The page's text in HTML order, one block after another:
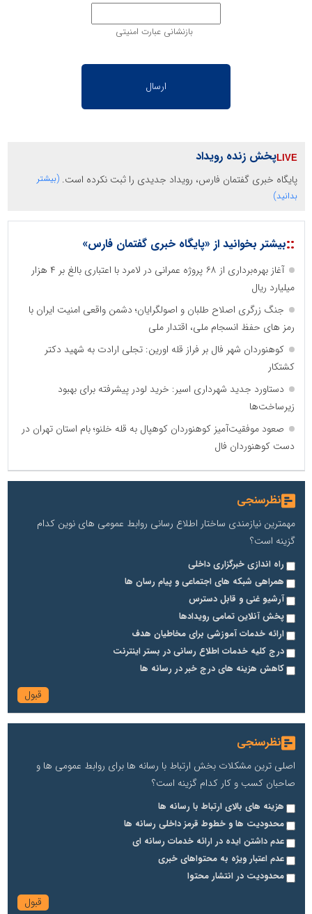
بازنشانی عبارت امنیتی
پخش زنده رویداد
پایگاه خبری گفتمان فارس، رویداد جدیدی را ثبت نکرده است. (بیشتر
بدانید)
::بیشتر بخوانید از «پایگاه خبری گفتمان فارس»
آغاز بهره‌برداری از ۶۸ پروژه عمرانی در لامرد با اعتباری بالغ بر ۴ هزار
میلیارد ریال
جنگ زرگری اصلاح طلبان و اصولگرایان؛ دشمن واقعی امنیت ایران با
رمز های حفظ انسجام ملی، اقتدار ملی
کوهنوردان شهر فال بر فراز قله اورین: تجلی ارادت به شهید دکتر
کشتکار
دستاورد جدید شهرداری اسیر: خرید لودر پیشرفته برای بهبود
زیرساخت‌ها
صعود موفقیت‌آمیز کوهنوردان کوهپال به قله خلنو؛ بام استان تهران در
دست کوهنوردان فال
نظرسنجی
مهمترین نیازمندی ساختار اطلاع رسانی روابط عمومی های نوین کدام
گزینه است؟
راه اندازی خبرگزاری داخلی
همراهی شبکه های اجتماعی و پیام رسان ها
آرشیو غنی و قابل دسترس
پخش آنلاین تمامی رویدادها
ارائه خدمات آموزشی برای مخاطیان هدف
درج کلیه خدمات اطلاع رسانی در بستر اینترنت
کاهش هزینه های درج خبر در رسانه ها
نظرسنجی
اصلی ترین مشکلات بخش ارتباط با رسانه ها برای روابط عمومی ها و
صاحبان کسب و کار کدام گزینه است؟
هزینه های بالای ارتباط با رسانه ها
محدودیت ها و خطوط قرمز داخلی رسانه ها
عدم داشتن ایده در ارائه خدمات رسانه ای
عدم اعتبار ویژه به محتواهای خبری
محدودیت در انتشار محتوا